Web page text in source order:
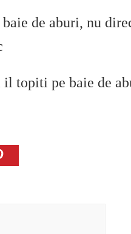
de aburi, nu
il topiti pe baie de